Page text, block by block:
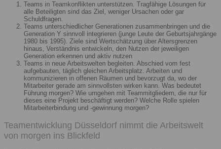
Teams in Teamkonflikten unterstützen. Tragfähige Lösungen für
alle Beteiligten sind das Ziel, weniger Ursachen oder gar
Schuldfragen.
Teams unterschiedlicher Generationen zusammenbringen und die
Generation Y sinnvoll integrieren (junge Leute der Geburtsjahrgänge
1980 bis 1995). Ziele sind Wertschätzung über Altersgrenzen
hinaus, Verständnis entwickeln, den Nutzen der jeweiligen
Generation erkennen und aktiv nutzen
Teams in neue Arbeitswelten begleiten. Abschied vom fest
aufgebauten, täglich gleichen Arbeitsplatz. Arbeiten und
kommunizieren in offenen Räumen und bevorzugt da, wo der
Mitarbeiter gerade am sinnvollsten wirken kann. Was bedeutet
Führung morgen? Wie umgehen mit Teammitgliedern, die nur für
dieses eine Projekt beschäftigt werden? Welche Rolle spielen
Mitarbeiterbindung und -gewinnung morgen?
Teamentwicklung Düsseldorf nimmt die Arbeitswelt
von morgen ins Blickfeld